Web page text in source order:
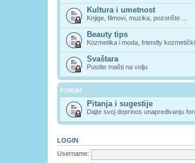
Kultura i umetnost
Knjige, filmovi, muzika, pozorište ...
Beauty tips
Kozmetika i moda, friendly
Svaštara
Pustite mašti na volju
FORUM
Pitanja i sugestije
Dajte svoj doprinos unapređivanju
LOGIN
Username: